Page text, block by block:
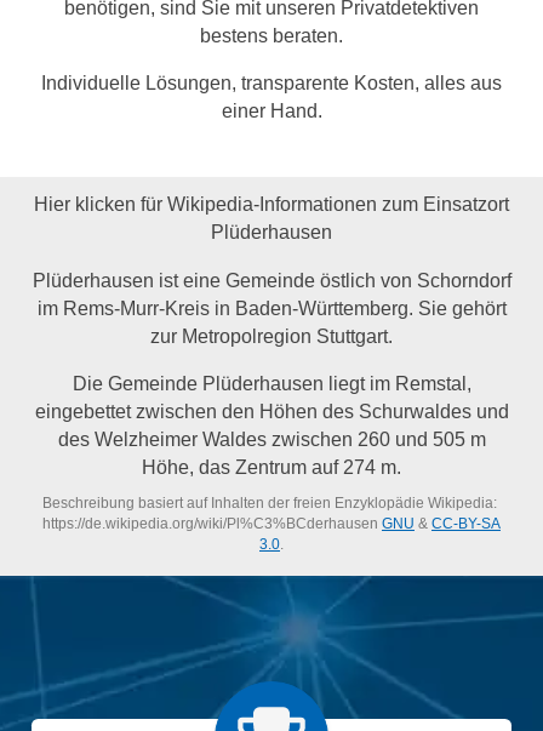
benötigen, sind Sie mit unseren Privatdetektiven
bestens beraten.
Individuelle Lösungen, transparente Kosten, alles aus
einer Hand.
Hier klicken für Wikipedia-Informationen zum Einsatzort
Plüderhausen
Plüderhausen ist eine Gemeinde östlich von Schorndorf
im Rems-Murr-Kreis in Baden-Württemberg. Sie gehört
zur Metropolregion Stuttgart.
Die Gemeinde Plüderhausen liegt im Remstal,
eingebettet zwischen den Höhen des Schurwaldes und
des Welzheimer Waldes zwischen 260 und 505 m
Höhe, das Zentrum auf 274 m.
Beschreibung basiert auf Inhalten der freien Enzyklopädie Wikipedia:
https://de.wikipedia.org/wiki/Pl%C3%BCderhausen GNU & CC-BY-SA
3.0.